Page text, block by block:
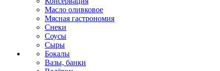
Масло оливковое
Мясная гастрономия
Снеки
Соусы
Сыры
Бокалы
Вазы, банки